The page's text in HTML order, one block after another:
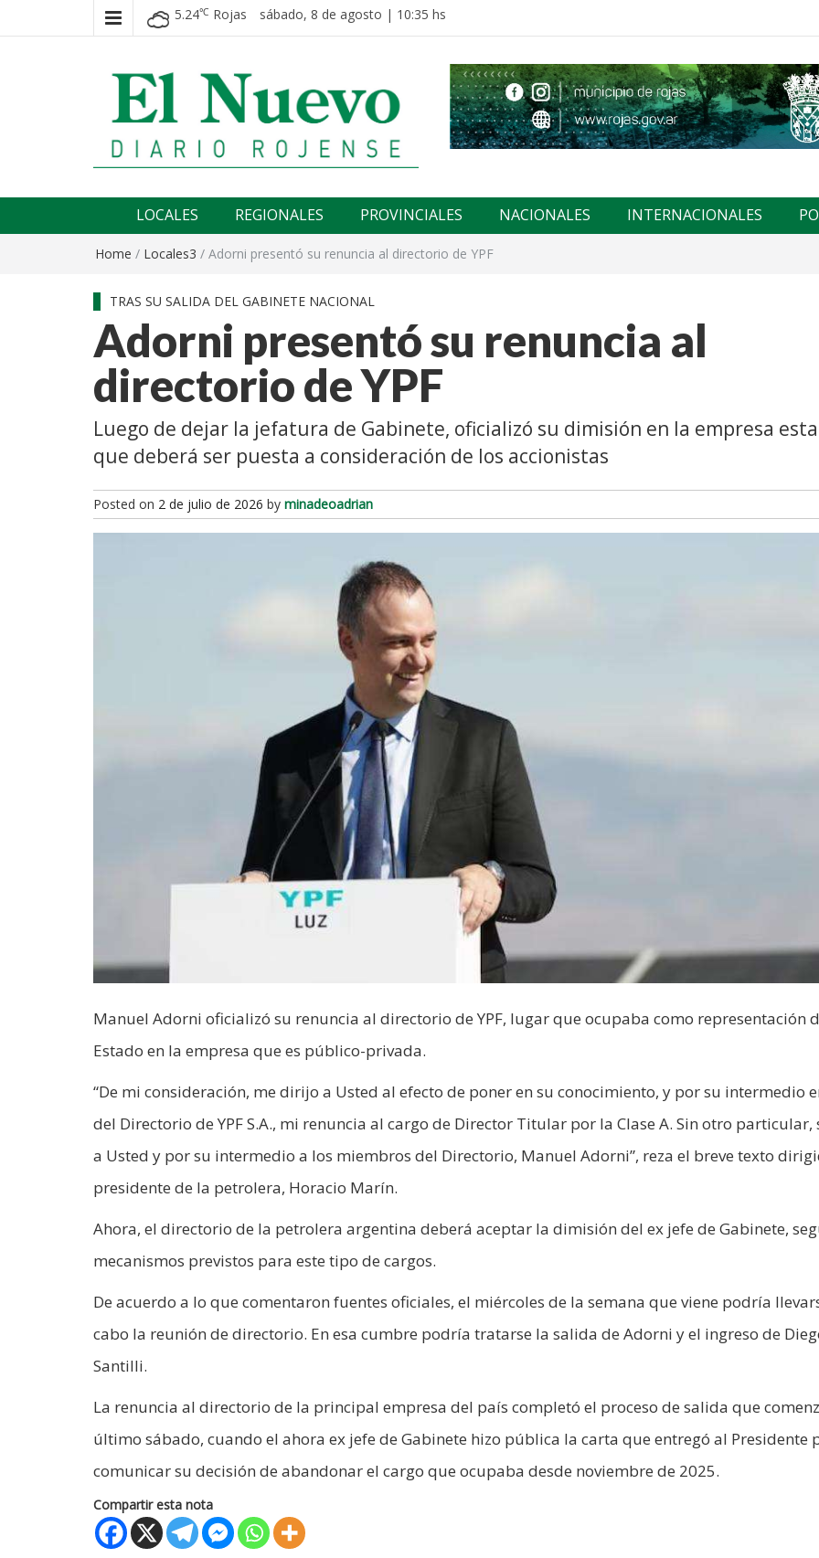
5.24℃ Rojas sábado, 8 de agosto | 10:35 hs
El nuevo rojense
LOCALES REGIONALES PROVINCIALES NACIONALES INTERNACIONALES
Home / Locales3 / Adorni presentó su renuncia al directorio de YPF
TRAS SU SALIDA DEL GABINETE NACIONAL
Adorni presentó su renuncia al
directorio de YPF
Luego de dejar la jefatura de Gabinete, oficializó su dimisión en la empresa
que deberá ser puesta a consideración de los accionistas
Posted on 2 de julio de 2026 by minadeoadrian
Manuel Adorni oficializó su renuncia al directorio de YPF, lugar que ocupaba como representación
Estado en la empresa que es público-privada.
“De mi consideración, me dirijo a Usted al efecto de poner en su conocimiento, y por su intermedio
del Directorio de YPF S.A., mi renuncia al cargo de Director Titular por la Clase A. Sin otro
a Usted y por su intermedio a los miembros del Directorio, Manuel Adorni”, reza el breve texto
presidente de la petrolera, Horacio Marín.
Ahora, el directorio de la petrolera argentina deberá aceptar la dimisión del ex jefe de Gabinete,
mecanismos previstos para este tipo de cargos.
De acuerdo a lo que comentaron fuentes oficiales, el miércoles de la semana que viene podría
cabo la reunión de directorio. En esa cumbre podría tratarse la salida de Adorni y el ingreso de
Santilli.
La renuncia al directorio de la principal empresa del país completó el proceso de salida que
último sábado, cuando el ahora ex jefe de Gabinete hizo pública la carta que entregó al Presidente
comunicar su decisión de abandonar el cargo que ocupaba desde noviembre de 2025.
Compartir esta nota